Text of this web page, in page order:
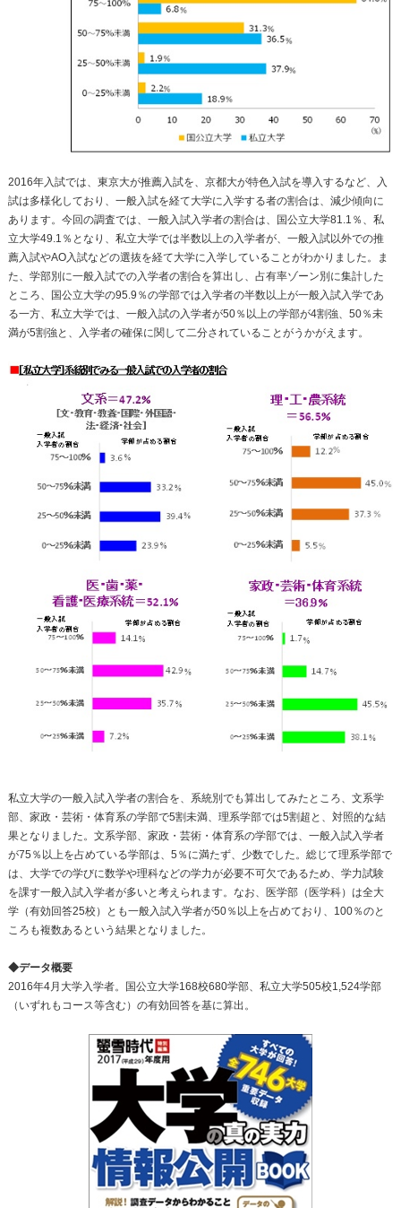
2016年入試では、東京大が推薦入試を、京都大が特色入試を導入するなど、入
試は多様化しており、一般入試を経て大学に入学する者の割合は、減少傾向に
あります。今回の調査では、一般入試入学者の割合は、国公立大学81.1％、私
立大学49.1％となり、私立大学では半数以上の入学者が、一般入試以外での推
薦入試やAO入試などの選抜を経て大学に入学していることがわかりました。ま
た、学部別に一般入試での入学者の割合を算出し、占有率ゾーン別に集計した
ところ、国公立大学の95.9％の学部では入学者の半数以上が一般入試入学であ
る一方、私立大学では、一般入試の入学者が50％以上の学部が4割強、50％未
満が5割強と、入学者の確保に関して二分されていることがうかがえます。
私立大学の一般入試入学者の割合を、系統別でも算出してみたところ、文系学
部、家政・芸術・体育系の学部で5割未満、理系学部では5割超と、対照的な結
果となりました。文系学部、家政・芸術・体育系の学部では、一般入試入学者
が75％以上を占めている学部は、5％に満たず、少数でした。総じて理系学部で
は、大学での学びに数学や理科などの学力が必要不可欠であるため、学力試験
を課す一般入試入学者が多いと考えられます。なお、医学部（医学科）は全大
学（有効回答25校）とも一般入試入学者が50％以上を占めており、100％のと
ころも複数あるという結果となりました。
◆データ概要
2016年4月大学入学者。国公立大学168校680学部、私立大学505校1,524学部
（いずれもコース等含む）の有効回答を基に算出。